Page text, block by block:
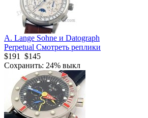
A. Lange Sohne и Datograph
Perpetual Смотреть реплики
$191
$145
Сохранить: 24% выкл